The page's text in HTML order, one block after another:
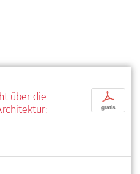
über die
p
gratis